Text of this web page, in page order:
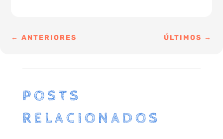
←ANTERIORES ÚLTIMOS →
POSTS
RELACIONADOS